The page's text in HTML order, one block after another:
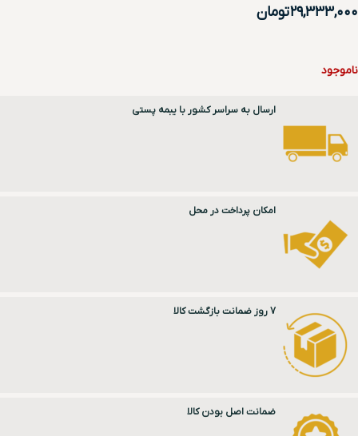
۲۹,۳۳۳,۰۰۰تومان
ناموجود
ارسال به سراسر کشور با یبمه پستی
امکان پرداخت در محل
7 روز ضمانت بازگشت کالا
ضمانت اصل بودن کالا